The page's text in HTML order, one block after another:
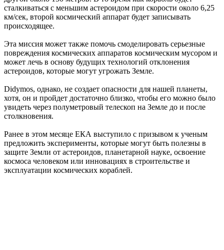
сталкиваться с меньшим астероидом при скорости около 6,25
км/сек, второй космический аппарат будет записывать
происходящее.
Эта миссия может также помочь смоделировать серьезные
повреждения космических аппаратов космическим мусором и
может лечь в основу будущих технологий отклонения
астероидов, которые могут угрожать Земле.
Didymos, однако, не создает опасности для нашей планеты,
хотя, он и пройдет достаточно близко, чтобы его можно было
увидеть через полуметровый телескоп на Земле до и после
столкновения.
Ранее в этом месяце ЕКА выступило с призывом к ученым
предложить эксперименты, которые могут быть полезны в
защите Земли от астероидов, планетарной науке, освоение
космоса человеком или инновациях в строительстве и
эксплуатации космических кораблей.